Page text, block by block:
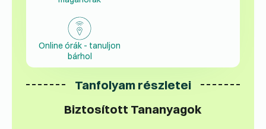
Online órák - tanuljon
bárhol
Tanfolyam részletei
Biztosított Tananyagok